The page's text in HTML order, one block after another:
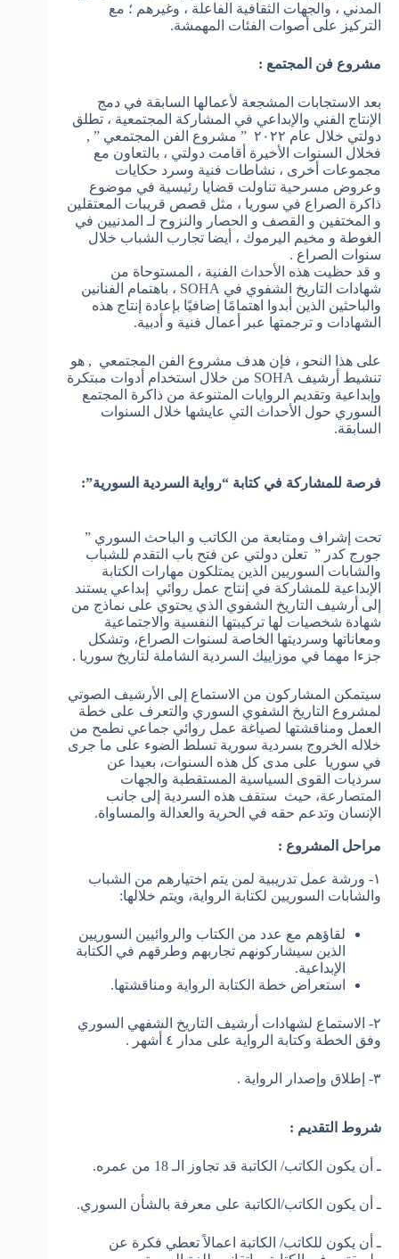
المدني ، والجهات الثقافية الفاعلة ، وغيرهم ؛ مع
التركيز على أصوات الفئات المهمشة.
مشروع فن المجتمع :
بعد الاستجابات المشجعة لأعمالها السابقة في دمج
الإنتاج الفني والإبداعي في المشاركة المجتمعية ، تطلق
دولتي خلال عام ٢٠٢٢ ” مشروع الفن المجتمعي ” ,
فخلال السنوات الأخيرة أقامت دولتي ، بالتعاون مع
مجموعات أخرى ، نشاطات فنية وسرد حكايات
وعروض مسرحية تناولت قضايا رئيسية في موضوع
ذاكرة الصراع في سوريا ، مثل قصص قريبات المعتقلين
و المختفين و القصف و الحصار والنزوح لـ المدنيين في
الغوطة و مخيم اليرموك ، أيضا تجارب الشباب خلال
سنوات الصراع .
و قد حظيت هذه الأحداث الفنية ، المستوحاة من
شهادات التاريخ الشفوي في SOHA ، باهتمام الفنانين
والباحثين الذين أبدوا اهتمامًا إضافيًا بإعادة إنتاج هذه
الشهادات و ترجمتها عبر أعمال فنية و أدبية.
على هذا النحو ، فإن هدف مشروع الفن المجتمعي , هو
تنشيط أرشيف SOHA من خلال استخدام أدوات مبتكرة
وإبداعية وتقديم الروايات المتنوعة من ذاكرة المجتمع
السوري حول الأحداث التي عايشها خلال السنوات
السابقة.
فرصة للمشاركة في كتابة “رواية السردية السورية”:
تحت إشراف ومتابعة من الكاتب و الباحث السوري ”
جورج كدر ” تعلن دولتي عن فتح باب التقدم للشباب
والشابات السوريين الذين يمتلكون مهارات الكتابة
الإبداعية للمشاركة في إنتاج عمل روائي إبداعي يستند
إلى أرشيف التاريخ الشفوي الذي يحتوي على نماذج من
شهادة شخصيات لها تركيبتها النفسية والاجتماعية
ومعاناتها وسرديتها الخاصة لسنوات الصراع، وتشكل
جزءا مهما في موزاييك السردية الشاملة لتاريخ سوريا .
سيتمكن المشاركون من الاستماع إلى الأرشيف الصوتي
لمشروع التاريخ الشفوي السوري والتعرف على خطة
العمل ومناقشتها لصياغة عمل روائي جماعي نطمح من
خلاله الخروج بسردية سورية تسلط الضوء على ما جرى
في سوريا على مدى كل هذه السنوات، بعيدا عن
سرديات القوى السياسية المستقطبة والجهات
المتصارعة، حيث ستقف هذه السردية إلى جانب
الإنسان وتدعم حقه في الحرية والعدالة والمساواة.
مراحل المشروع :
١- ورشة عمل تدريبية لمن يتم اختيارهم من الشباب
والشابات السوريين لكتابة الرواية، ويتم خلالها:
لقاؤهم مع عدد من الكتاب والروائيين السوريين
الذين سيشاركونهم تجاربهم وطرقهم في الكتابة
الإبداعية.
استعراض خطة الكتابة الرواية ومناقشتها.
٢- الاستماع لشهادات أرشيف التاريخ الشفهي السوري
وفق الخطة وكتابة الرواية على مدار ٤ أشهر .
٣- إطلاق وإصدار الرواية .
شروط التقديم :
ـ أن يكون الكاتب/ الكاتبة قد تجاوز الـ 18 من عمره.
ـ أن يكون الكاتب/الكاتبة على معرفة بالشأن السوري.
ـ أن يكون للكاتب/ الكاتبة اعمالاً تعطي فكرة عن